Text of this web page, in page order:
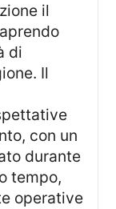
il
di
Il
con un
durante
tempo,
operative